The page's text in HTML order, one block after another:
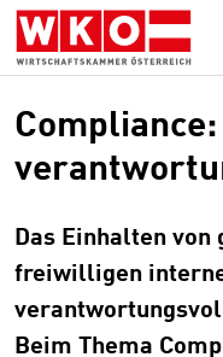
Zum
Inhalt
springen
Zur
Hauptnavigation
springen
Zum
Footer
springen
Das Einhalten von
freiwilligen
Beim Thema